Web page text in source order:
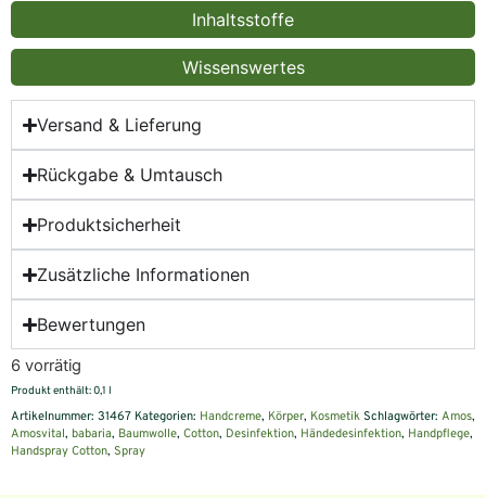
Inhaltsstoffe
Wissenswertes
Versand & Lieferung
Rückgabe & Umtausch
Produktsicherheit
Zusätzliche Informationen
Bewertungen
6 vorrätig
Produkt enthält: 0,1 l
Artikelnummer: 31467 Kategorien: Handcreme, Körper, Kosmetik Schlagwörter: Amos,
Amosvital, babaria, Baumwolle, Cotton, Desinfektion, Händedesinfektion, Handpflege,
Handspray Cotton, Spray